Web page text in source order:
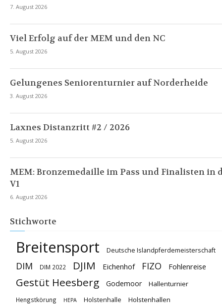
7. August 2026
Viel Erfolg auf der MEM und den NC
5. August 2026
Gelungenes Seniorenturnier auf Norderheide
3. August 2026
Laxnes Distanzritt #2 / 2026
5. August 2026
MEM: Bronzemedaille im Pass und Finalisten in
V1
6. August 2026
Stichworte
Breitensport Deutsche Islandpferdemeisterschaft
DIM DIM 2022 DJIM Eichenhof FIZO Fohlenreise
Gestüt Heesberg Godemoor Hallenturnier
Hengstkörung HEPA Holstenhalle Holstenhallen